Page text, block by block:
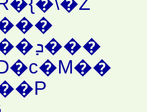
���ܕ���